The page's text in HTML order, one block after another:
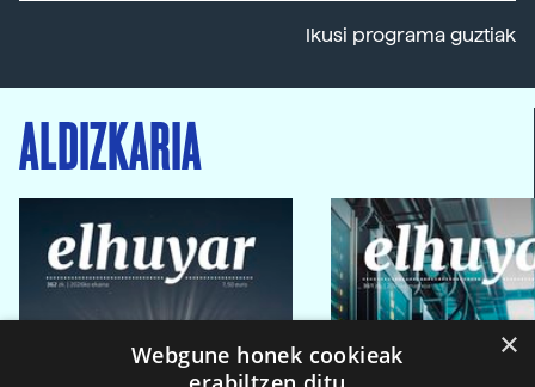
Ikusi programa guztiak
ALDIZKARIA
×
Webgune honek cookieak